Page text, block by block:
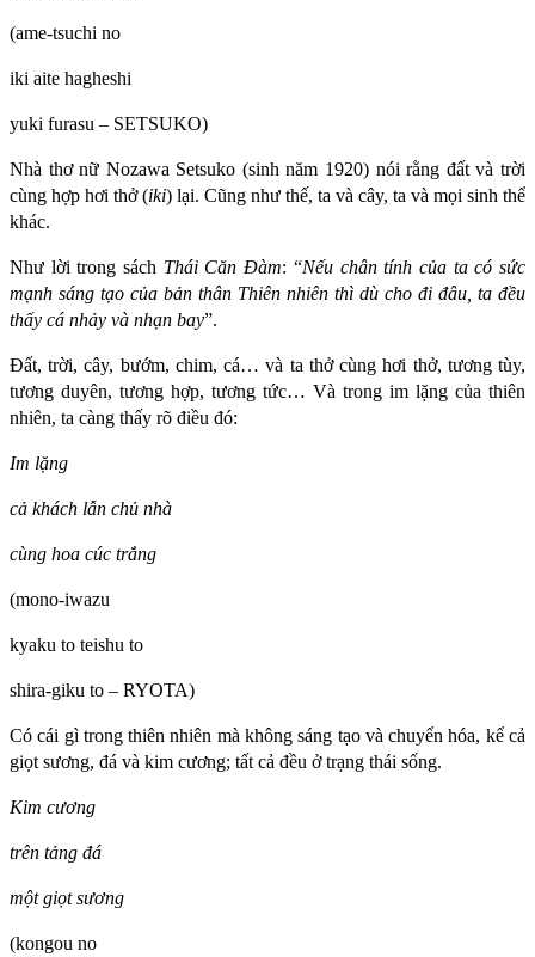
(ame-tsuchi no
iki aite hagheshi
yuki furasu – SETSUKO)
Nhà thơ nữ Nozawa Setsuko (sinh năm 1920) nói rằng đất và trời
cùng hợp hơi thở (iki) lại. Cũng như thế, ta và cây, ta và mọi sinh thể
khác.
Như lời trong sách Thái Căn Đàm: “Nếu chân tính của ta có sức
mạnh sáng tạo của bản thân Thiên nhiên thì dù cho đi đâu, ta đều
thấy cá nhảy và nhạn bay”.
Đất, trời, cây, bướm, chim, cá… và ta thở cùng hơi thở, tương tùy,
tương duyên, tương hợp, tương tức… Và trong im lặng của thiên
nhiên, ta càng thấy rõ điều đó:
Im lặng
cả khách lẫn chủ nhà
cùng hoa cúc trắng
(mono-iwazu
kyaku to teishu to
shira-giku to – RYOTA)
Có cái gì trong thiên nhiên mà không sáng tạo và chuyển hóa, kể cả
giọt sương, đá và kim cương; tất cả đều ở trạng thái sống.
Kim cương
trên tảng đá
một giọt sương
(kongou no